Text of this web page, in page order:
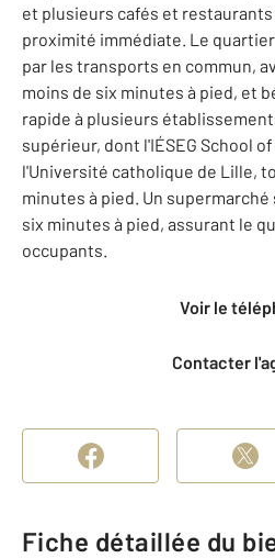
et plusieurs cafés et
proximité immédiate. Le
par les transports en commun,
moins de six minutes à pied, et
rapide à plusieurs
supérieur, dont l'IÉSEG School
l'Université catholique de Lille,
minutes à pied. Un
six minutes à pied, assurant le
occupants.
Voir le
Contacter
Fiche détaillée du